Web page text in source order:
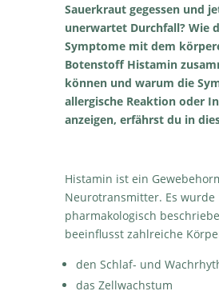
Sauerkraut gegessen und
unerwartet Durchfall? Wie
Symptome mit dem
Botenstoff Histamin
können und warum die
allergische Reaktion oder
anzeigen, erfährst du in
Histamin ist ein
Neurotransmitter. Es wurde
pharmakologisch
beeinflusst zahlreiche
den Schlaf- und
das Zellwachstum